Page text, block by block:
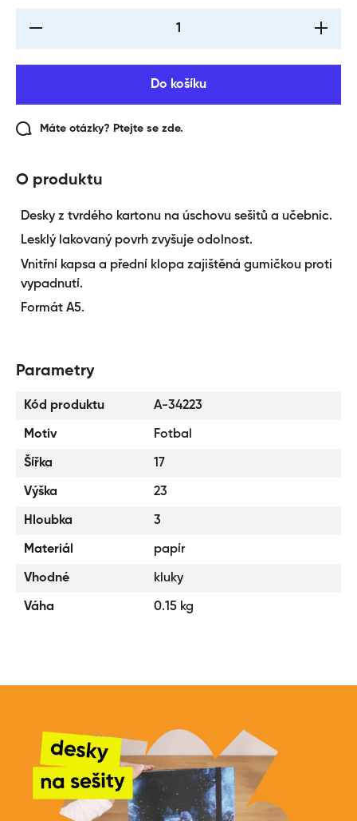
I18n Error: Missing
I18n
Do košíku
Máte otázky? Ptejte se zde.
O produktu
Desky z tvrdého kartonu na úschovu sešitů a učebnic.
Lesklý lakovaný povrh zvyšuje odolnost.
Vnitřní kapsa a přední klopa zajištěná gumičkou proti
vypadnutí.
Formát A5.
Parametry
Kód produktu A-34223
Motiv Fotbal
Šířka 17
Výška 23
Hloubka 3
Materiál papír
Vhodné kluky
Váha 0.15 kg